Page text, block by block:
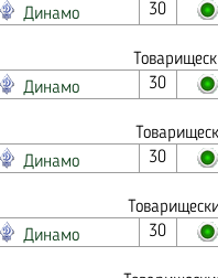
Динамо 30
Динамо 30
Динамо 30
Динамо 30